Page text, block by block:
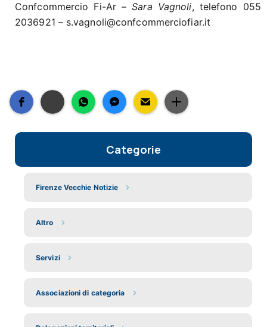
Confcommercio Fi-Ar –Sara Vagnoli, telefono 055
2036921 – s.vagnoli@confcommerciofiar.it
Categorie
Firenze Vecchie Notizie
Altro
Servizi
Associazioni di categoria